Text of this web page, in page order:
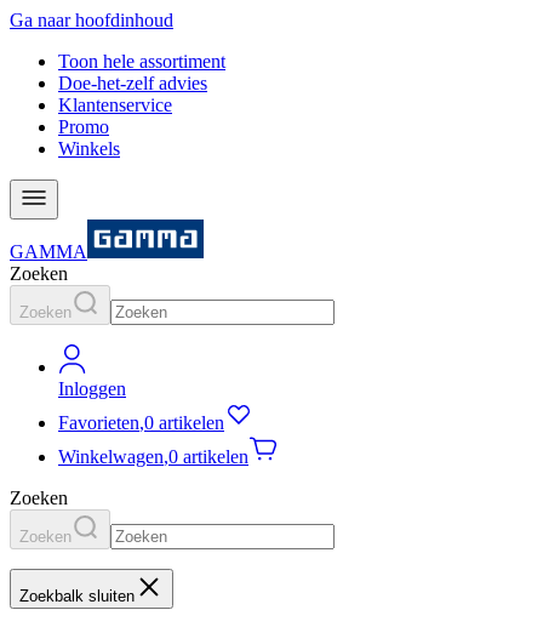
Ga naar hoofdinhoud
Toon hele assortiment
Doe-het-zelf advies
Klantenservice
Promo
Winkels
GAMMA
Zoeken
Zoeken
Inloggen
Favorieten,0 artikelen
Winkelwagen,0 artikelen
Zoeken
Zoeken
Zoekbalk sluiten